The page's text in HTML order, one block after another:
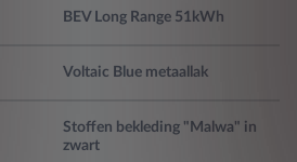
BEV Long Range 51kWh
Voltaic Blue metaallak
Stoffen bekleding "Malwa" in
zwart